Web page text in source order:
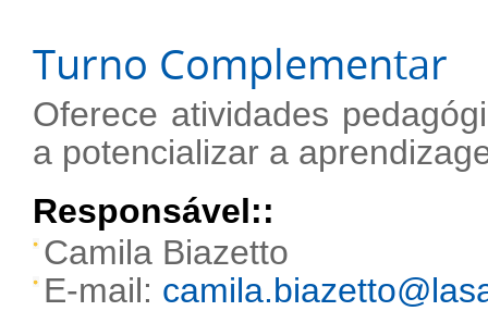
Turno Complementar
Oferece atividades
a potencializar a
Responsável::
Camila Biazetto
E-mail: